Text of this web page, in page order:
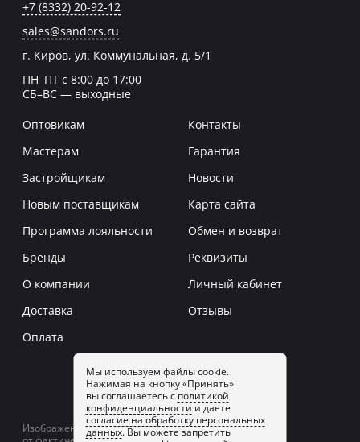
Мы используем файлы cookie.
Нажимая на кнопку «Принять»
вы соглашаетесь с политикой
конфиденциальности и даете
согласие на обработку персональных
данных. Вы можете запретить
+7 (8332) 20-92-12
sales@sandors.ru
г. Киров, ул. Коммунальная, д. 5/1
ПН–ПТ с 8:00 до 17:00
СБ–ВС — выходные
Оптовикам
Мастерам
Застройщикам
Новым поставщикам
Программа лояльности
Бренды
О компании
Доставка
Оплата
Контакты
Гарантия
Новости
Карта сайта
Обмен и возврат
Реквизиты
Личный кабинет
Отзывы
Заказать звонок
Изображение товаров на сайте может отличаться